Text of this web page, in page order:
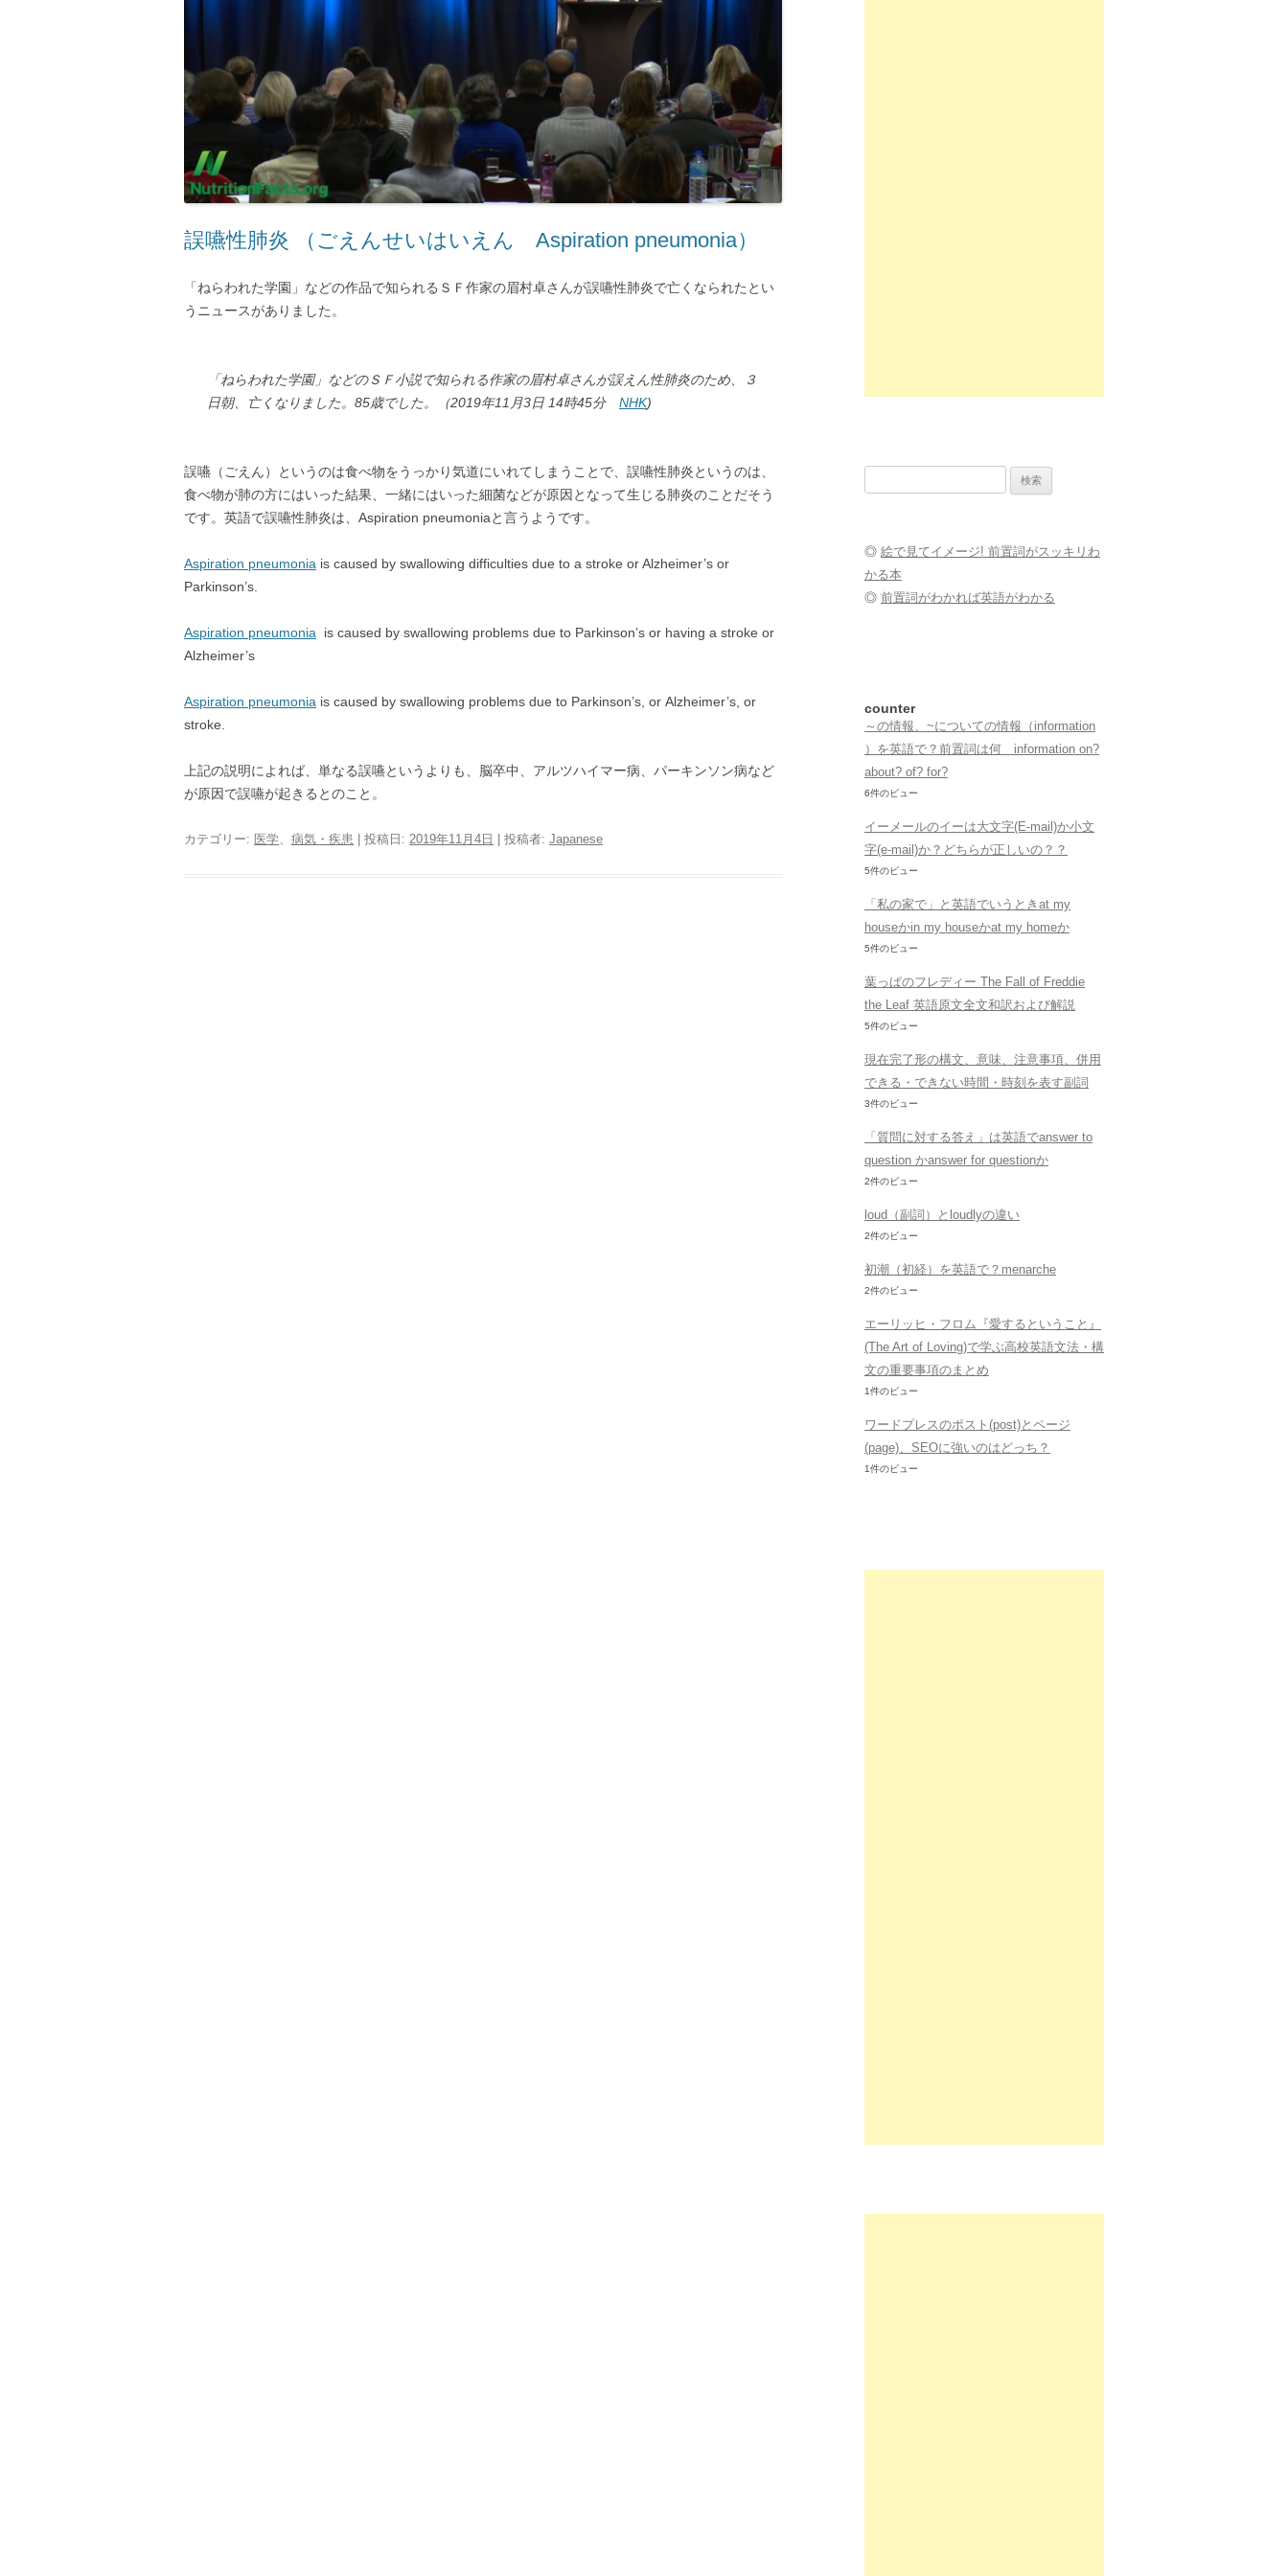
誤嚥性肺炎 （ごえんせいはいえん Aspiration pneumonia）
「ねらわれた学園」などの作品で知られるＳＦ作家の眉村卓さんが誤嚥性肺炎で亡くなられたとい
うニュースがありました。
「ねらわれた学園」などのＳＦ小説で知られる作家の眉村卓さんが誤えん性肺炎のため、３
日朝、亡くなりました。85歳でした。（2019年11月3日 14時45分 NHK)
誤嚥（ごえん）というのは食べ物をうっかり気道にいれてしまうことで、誤嚥性肺炎というのは、
食べ物が肺の方にはいった結果、一緒にはいった細菌などが原因となって生じる肺炎のことだそう
です。英語で誤嚥性肺炎は、Aspiration pneumoniaと言うようです。
Aspiration pneumonia is caused by swallowing difficulties due to a stroke or Alzheimer’s or
Parkinson’s.
Aspiration pneumonia is caused by swallowing problems due to Parkinson’s or having a stroke or
Alzheimer’s
Aspiration pneumonia is caused by swallowing problems due to Parkinson’s, or Alzheimer’s, or
stroke.
上記の説明によれば、単なる誤嚥というよりも、脳卒中、アルツハイマー病、パーキンソン病など
が原因で誤嚥が起きるとのこと。
カテゴリー: 医学 病気・疾患 | 投稿日: 2019年11月4日 投稿者: Japanese
◎ 絵で見てイメージ! 前置詞がスッキリわ
かる本
◎ 前置詞がわかれば英語がわかる
counter
～の情報、~についての情報（information
）を英語で？前置詞は何 information on?
about? of? for?
6件のビュー
イーメールのイーは大文字(E-mail)か小文
字(e-mail)か？どちらが正しいの？？
5件のビュー
「私の家で」と英語でいうときat my
houseかin my houseかat my homeか
5件のビュー
葉っぱのフレディー The Fall of Freddie
the Leaf 英語原文全文和訳および解説
5件のビュー
現在完了形の構文、意味、注意事項、併用
できる・できない時間・時刻を表す副詞
3件のビュー
「質問に対する答え」は英語でanswer to
question かanswer for questionか
2件のビュー
loud（副詞）とloudlyの違い
2件のビュー
初潮（初経）を英語で？menarche
2件のビュー
エーリッヒ・フロム『愛するということ』
(The Art of Loving)で学ぶ高校英語文法・構
文の重要事項のまとめ
1件のビュー
ワードプレスのポスト(post)とページ
(page)、SEOに強いのはどっち？
1件のビュー